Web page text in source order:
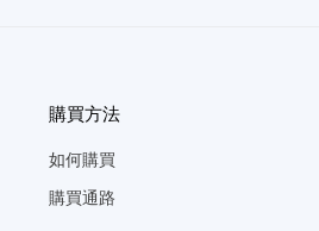
購買方法
如何購買
購買通路